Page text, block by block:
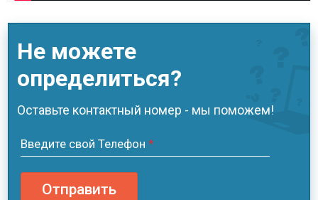
Не можете
определиться?
Оставьте контактный номер - мы поможем!
Введите свой Телефон *
Отправить